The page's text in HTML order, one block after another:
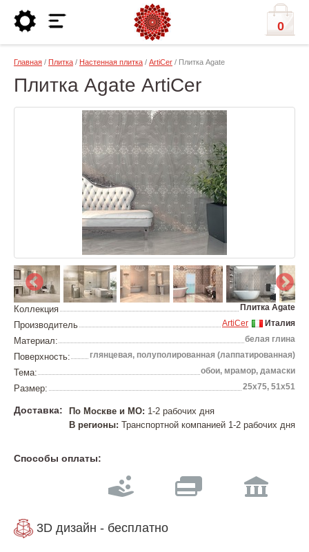
0
Главная / Плитка / Настенная плитка / ArtiCer / Плитка Agate
Плитка Agate ArtiCer
Коллекция Плитка Agate
Производитель Италия
ArtiCer
Материал: белая глина
Поверхность: глянцевая, полуполированная (лаппатированная)
Тема: обои, мрамор, дамаски
Размер: 25х75, 51х51
Доставка: По Москве и МО: 1-2 рабочих дня
В регионы: Транспортной компанией 1-2 рабочих дня
Способы оплаты:
3D дизайн - бесплатно